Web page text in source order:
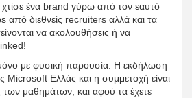
ένα brand γύρω από τον εαυτό
διεθνείς recruiters αλλά και τα
να ακολουθήσεις ή να
με φυσική παρουσία. Η εκδήλωση
Microsoft Ελλάς και η συμμετοχή είναι
μαθημάτων, και αφού τα έχετε